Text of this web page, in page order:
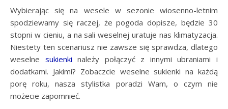
Wybierając się na wesele w sezonie wiosenno-letnim
spodziewamy się raczej, że pogoda dopisze, będzie 30
stopni w cieniu, a na sali weselnej uratuje nas klimatyzacja.
Niestety ten scenariusz nie zawsze się sprawdza, dlatego
weselne sukienki należy połączyć z innymi ubraniami i
dodatkami. Jakimi? Zobaczcie weselne sukienki na każdą
porę roku, nasza stylistka poradzi Wam, o czym nie
możecie zapomnieć.